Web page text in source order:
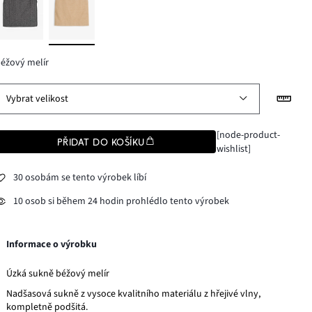
melír
Vybrat velikost
PŘIDAT DO KOŠÍKU
[node-product-
wishlist]
30 osobám se tento výrobek líbí
10 osob si během 24 hodin prohlédlo tento výrobek
Informace o výrobku
Úzká sukně béžový melír
Nadšasová sukně z vysoce kvalitního materiálu z hřejivé vlny,
kompletně podšitá.